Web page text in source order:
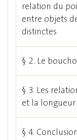
relation du
entre objets
distinctes
§ 2. Le
§ 3. Les
et la longueur
§ 4. Conclusion